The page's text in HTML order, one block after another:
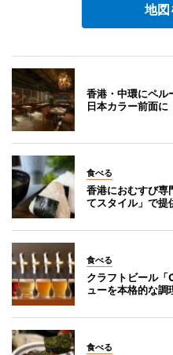
地図
香港・中環にペ
日本カラー前面に
食べる
香港におむすび専
てスタイル」で提
食べる
クラフトビール「
ューを本格的な調
食べる